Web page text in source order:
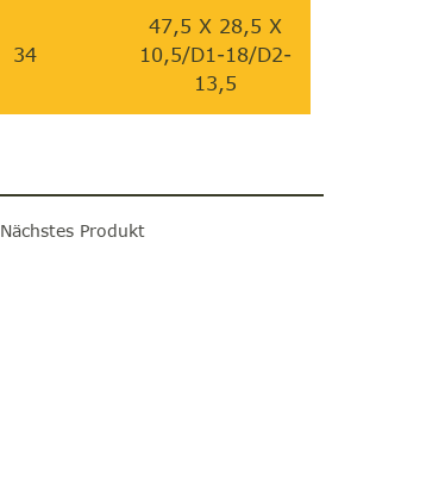
34
47,5 X 28,5 X
10,5/D1-18/D2-
13,5
Nächstes Produkt